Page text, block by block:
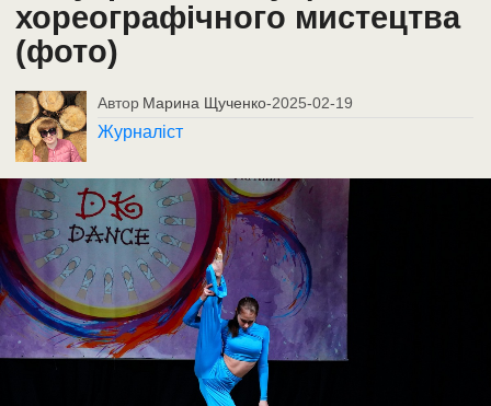
хореографічного мистецтва
(фото)
Автор Марина Щученко-2025-02-19
Журналіст